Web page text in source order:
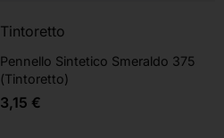
Tintoretto
Pennello Sintetico Smeraldo 375
(Tintoretto)
3,15 €